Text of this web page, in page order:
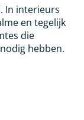
In interieurs
en tegelijk
die
hebben.